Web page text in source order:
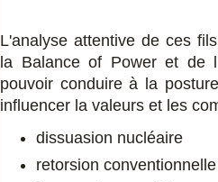
L'analyse attentive de ces
la Balance of Power et de
pouvoir conduire à la
influencer la valeurs et les
dissuasion nucléaire
retorsion conventionnelle